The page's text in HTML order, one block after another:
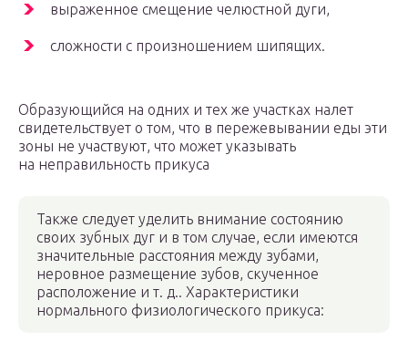
выраженное смещение челюстной дуги,
сложности с произношением шипящих.
Образующийся на одних и тех же участках налет
свидетельствует о том, что в пережевывании еды эти
зоны не участвуют, что может указывать
на неправильность прикуса
Также следует уделить внимание состоянию
своих зубных дуг и в том случае, если имеются
значительные расстояния между зубами,
неровное размещение зубов, скученное
расположение и т. д.. Характеристики
нормального физиологического прикуса: